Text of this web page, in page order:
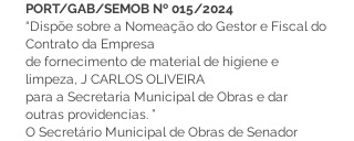
PORT/GAB/SEMOB Nº 015/2024
“Dispõe sobre a Nomeação do Gestor e Fiscal do
Contrato da Empresa
de fornecimento de material de higiene e
limpeza, J CARLOS OLIVEIRA
para a Secretaria Municipal de Obras e dar
outras providencias. ”
O Secretário Municipal de Obras de Senador